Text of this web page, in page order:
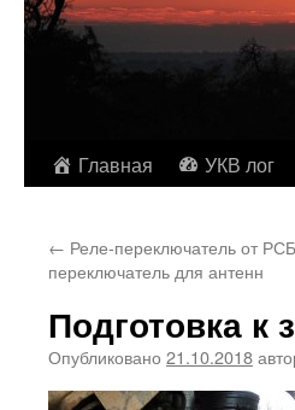
Перейти
содержимому
Главная УКВ лог
← Реле-переключатель от
переключатель для антенн
Подготовка к
Опубликовано 21.10.2018